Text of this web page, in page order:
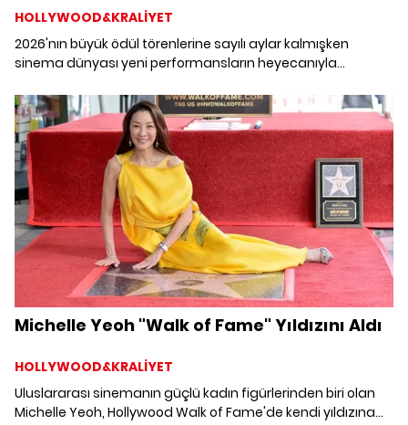
HOLLYWOOD&KRALİYET
2026'nın büyük ödül törenlerine sayılı aylar kalmışken
sinema dünyası yeni performansların heyecanıyla
yapımların nabzı bir araya geldiğinde, bu yıl oyunculuk
kategorilerinde yarışın hem yoğun hem de oldukça
sürprizlere açık olduğu görülüyor.
Michelle Yeoh "Walk of Fame" Yıldızını Aldı
HOLLYWOOD&KRALİYET
Uluslararası sinemanın güçlü kadın figürlerinden biri olan
Michelle Yeoh, Hollywood Walk of Fame'de kendi yıldızına